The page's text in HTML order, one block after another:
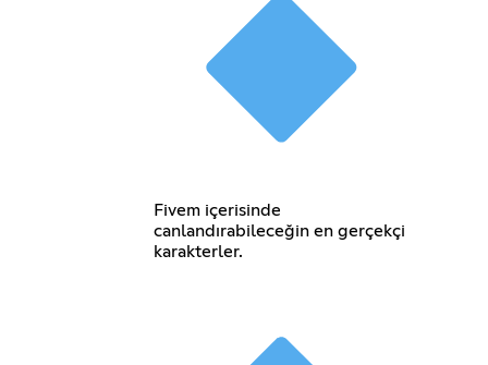
Fivem içerisinde
canlandırabileceğin en gerçekçi
karakterler.